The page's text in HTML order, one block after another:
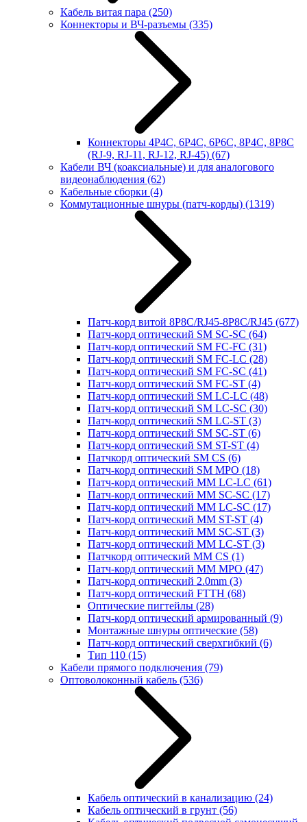
Кабель витая пара (250)
Коннекторы и ВЧ-разъемы (335)
Коннекторы 4P4C, 6P4C, 6P6C, 8P4C, 8P8C
(RJ-9, RJ-11, RJ-12, RJ-45) (67)
Кабели ВЧ (коаксиальные) и для аналогового
видеонаблюдения (62)
Кабельные сборки (4)
Коммутационные шнуры (патч-корды) (1319)
Патч-корд витой 8P8C/RJ45-8P8C/RJ45 (677)
Патч-корд оптический SM SC-SC (64)
Патч-корд оптический SM FC-FC (31)
Патч-корд оптический SM FC-LC (28)
Патч-корд оптический SM FC-SC (41)
Патч-корд оптический SM FC-ST (4)
Патч-корд оптический SM LC-LC (48)
Патч-корд оптический SM LC-SC (30)
Патч-корд оптический SM LC-ST (3)
Патч-корд оптический SM SC-ST (6)
Патч-корд оптический SM ST-ST (4)
Патчкорд оптический SM CS (6)
Патч-корд оптический SM MPO (18)
Патч-корд оптический MM LC-LC (61)
Патч-корд оптический MM SC-SC (17)
Патч-корд оптический MM LC-SC (17)
Патч-корд оптический MM ST-ST (4)
Патч-корд оптический MM SC-ST (3)
Патч-корд оптический MM LC-ST (3)
Патчкорд оптический MM CS (1)
Патч-корд оптический MM MPO (47)
Патч-корд оптический 2.0mm (3)
Патч-корд оптический FTTH (68)
Оптические пигтейлы (28)
Патч-корд оптический армированный (9)
Монтажные шнуры оптические (58)
Патч-корд оптический сверхгибкий (6)
Тип 110 (15)
Кабели прямого подключения (79)
Оптоволоконный кабель (536)
Кабель оптический в канализацию (24)
Кабель оптический в грунт (56)